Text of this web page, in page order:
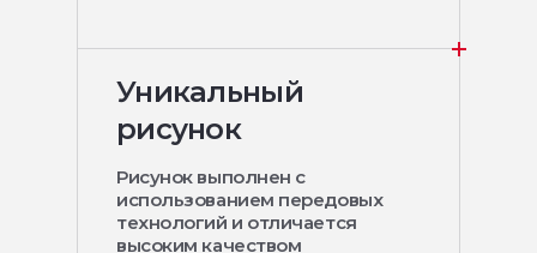
Уникальный
рисунок
Рисунок выполнен с
использованием передовых
технологий и отличается
высоким качеством